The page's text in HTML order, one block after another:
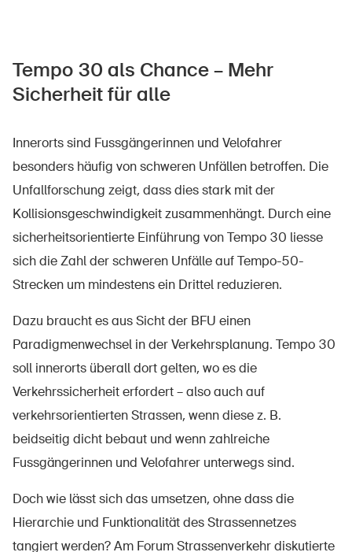
Tempo 30 als Chance – Mehr
Sicherheit für alle
Innerorts sind Fussgängerinnen und Velofahrer
besonders häufig von schweren Unfällen betroffen. Die
Unfallforschung zeigt, dass dies stark mit der
Kollisionsgeschwindigkeit zusammenhängt. Durch eine
sicherheitsorientierte Einführung von Tempo 30 liesse
sich die Zahl der schweren Unfälle auf Tempo-50-
Strecken um mindestens ein Drittel reduzieren.
Dazu braucht es aus Sicht der BFU einen
Paradigmenwechsel in der Verkehrsplanung. Tempo 30
soll innerorts überall dort gelten, wo es die
Verkehrssicherheit erfordert – also auch auf
verkehrsorientierten Strassen, wenn diese z. B.
beidseitig dicht bebaut und wenn zahlreiche
Fussgängerinnen und Velofahrer unterwegs sind.
Doch wie lässt sich das umsetzen, ohne dass die
Hierarchie und Funktionalität des Strassennetzes
tangiert werden? Am Forum Strassenverkehr diskutierte